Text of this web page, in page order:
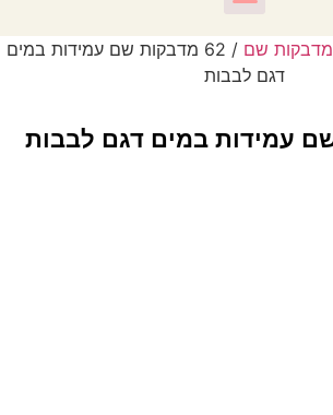
מדבקות שם
/ 62 מדבקות שם עמידות במים
דגם לבבות